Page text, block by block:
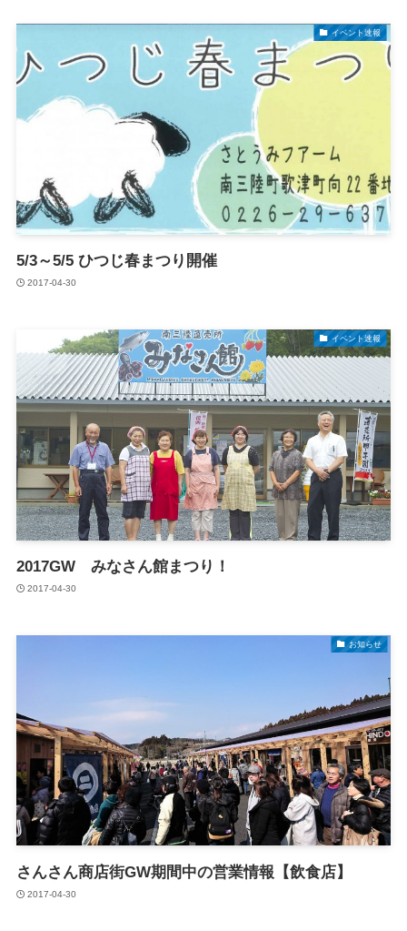
イベント速報
5/3～5/5 ひつじ春まつり開催
2017-04-30
イベント速報
2017GW みなさん館まつり！
2017-04-30
お知らせ
さんさん商店街GW期間中の営業情報【飲食店】
2017-04-30